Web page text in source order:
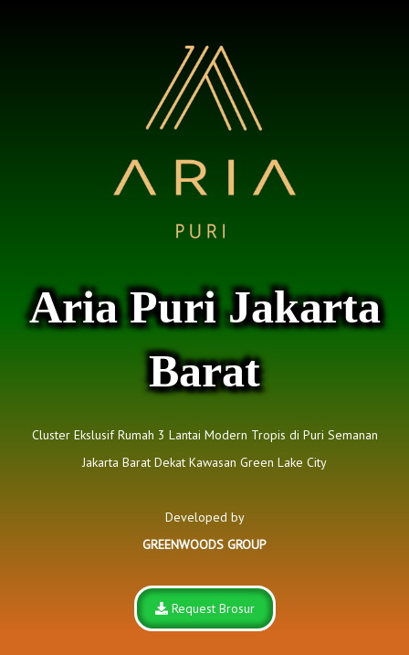
Aria Puri Jakarta
Barat
Cluster Ekslusif Rumah 3 Lantai Modern Tropis di Puri Semanan
Jakarta Barat Dekat Kawasan Green Lake City
Developed by
GREENWOODS GROUP
Request Brosur